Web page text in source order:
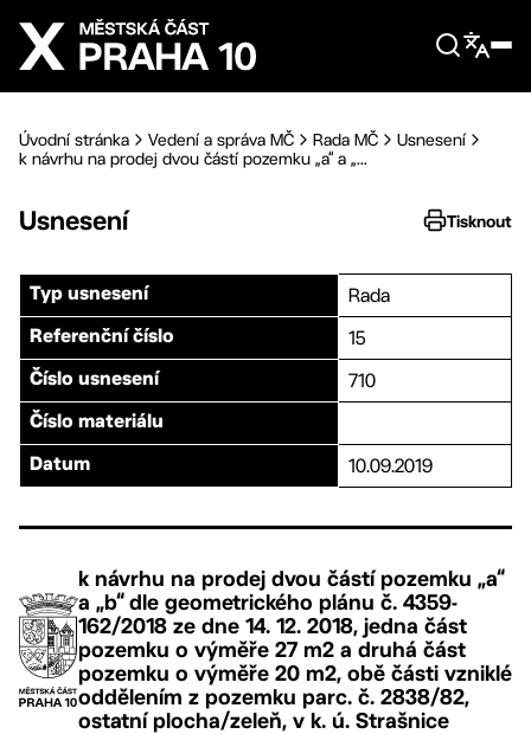
Přejít na hlavní obsah
Úvodní stránka Vedení a správa MČ Rada MČ
Usnesení
k návrhu na prodej dvou částí pozemku „a“ a „...
Usnesení Tisknout
Typ usnesení Rada
Referenční číslo 15
Číslo usnesení 710
Číslo materiálu
Datum 10.09.2019
k návrhu na prodej dvou částí pozemku „a“
a „b“ dle geometrického plánu č. 4359-
162/2018 ze dne 14. 12. 2018, jedna část
pozemku o výměře 27 m2 a druhá část
pozemku o výměře 20 m2, obě části vzniklé
oddělením z pozemku parc. č. 2838/82,
ostatní plocha/zeleň, v k. ú. Strašnice